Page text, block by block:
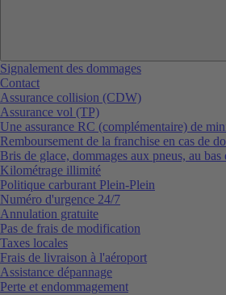
Signalement des dommages
Contact
Assurance collision (CDW)
Assurance vol (TP)
Une assurance RC (complémentaire) de
Remboursement de la franchise en cas de
Bris de glace, dommages aux pneus, au bas
Kilométrage illimité
Politique carburant Plein-Plein
Numéro d'urgence 24/7
Annulation gratuite
Pas de frais de modification
Taxes locales
Frais de livraison à l'aéroport
Assistance dépannage
Perte et endommagement